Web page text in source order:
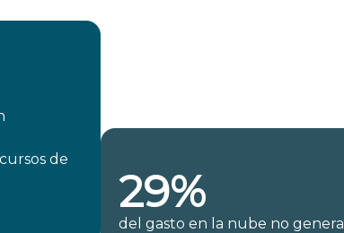
de
29%
del gasto en la nube no genera